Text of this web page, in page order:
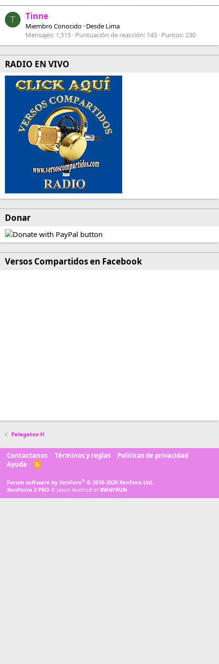
T Tinne
Miembro Conocido · Desde Lima
Mensajes 1,515 Puntuación de reacción 143 Puntos 230
RADIO EN VIVO
Donar
Versos Compartidos en Facebook
Pelagatos-H
Contactanos Términos y reglas
Politicas de privacidad
Ayuda
R
Forum software by XenForo® © 2010-2020 XenForo Ltd.
XenPorta 2 PRO © Jason Axelrod of 8WAYRUN